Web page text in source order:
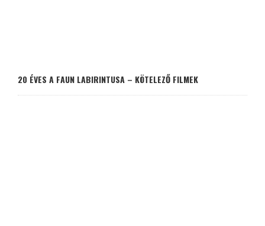
20 ÉVES A FAUN LABIRINTUSA – KÖTELEZŐ FILMEK